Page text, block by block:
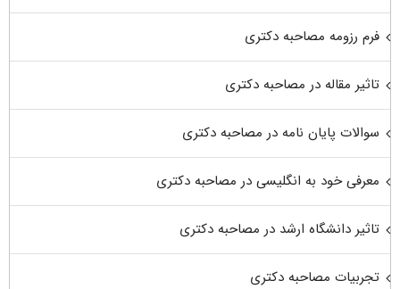
فرم رزومه مصاحبه دکتری
تاثیر مقاله در مصاحبه دکتری
سوالات پایان نامه در مصاحبه دکتری
معرفی خود به انگلیسی در مصاحبه دکتری
تاثیر دانشگاه ارشد در مصاحبه دکتری
تجربیات مصاحبه دکتری